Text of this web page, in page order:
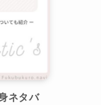
ネタバ